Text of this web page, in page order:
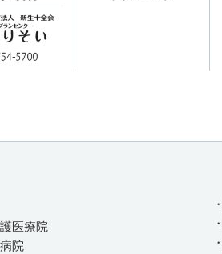
医療院
院